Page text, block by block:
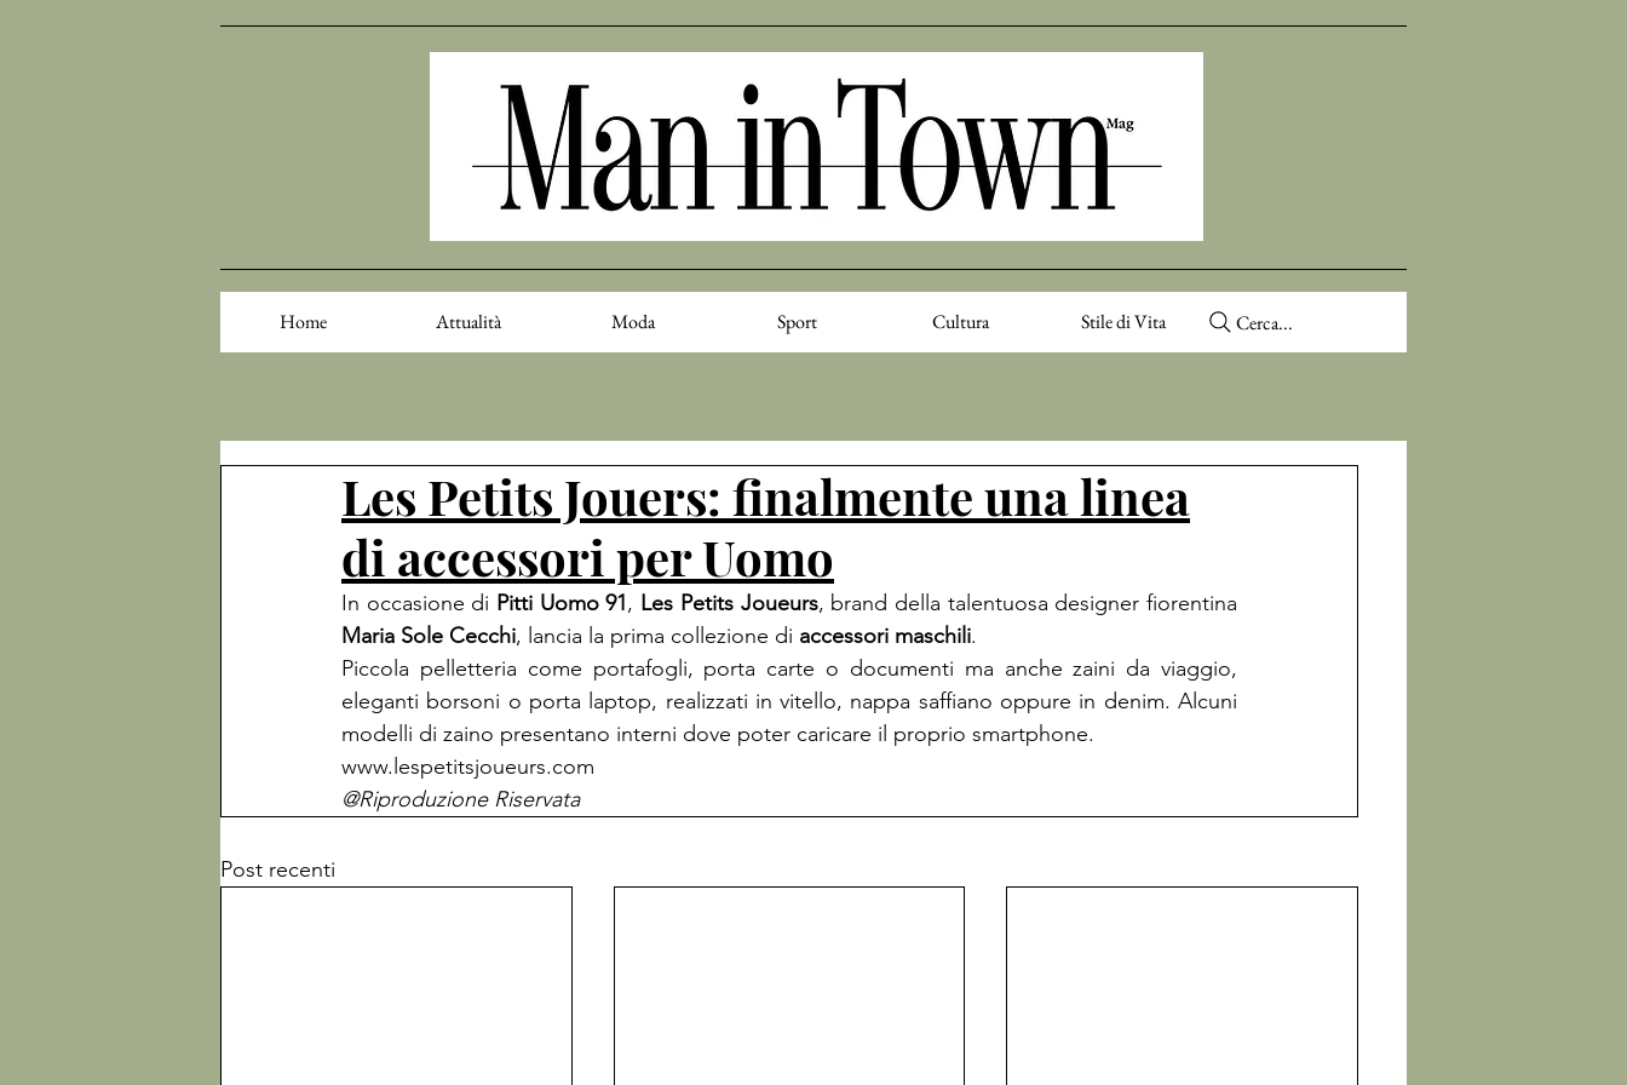
Home Attualità Moda Sport Cultura Stile di Vita Cerca...
Les Petits Jouers: finalmente una linea
di accessori per Uomo
In occasione di Pitti Uomo 91, Les Petits Joueurs
Maria Sole Cecchi, lancia la prima collezione di accessori maschili.
Piccola pelletteria come portafogli, porta carte o documenti ma anche zaini da viaggio,
eleganti borsoni o porta laptop, realizzati in vitello, nappa saffiano oppure in denim. Alcuni
modelli di zaino presentano interni dove poter caricare il proprio smartphone.
www.lespetitsjoueurs.com
@Riproduzione Riservata
Post recenti